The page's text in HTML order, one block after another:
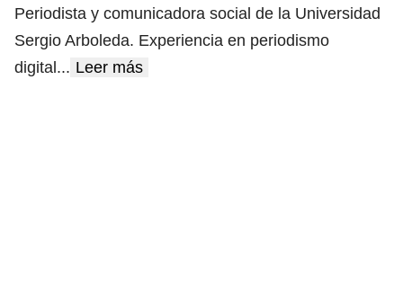
Periodista y comunicadora social de la Universidad
Sergio Arboleda. Experiencia en periodismo
digital ... Leer más